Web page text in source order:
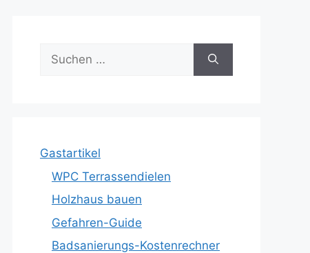
Suche
nach:
Gastartikel
WPC Terrassendielen
Holzhaus bauen
Gefahren-Guide
Badsanierungs-Kostenrechner